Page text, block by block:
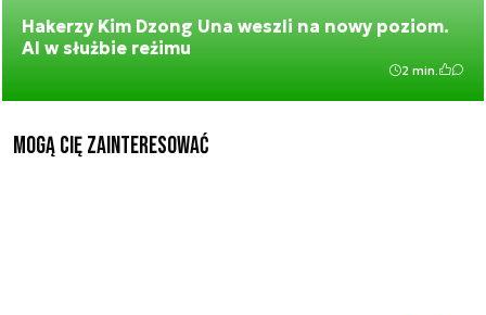
Hakerzy Kim Dzong Una weszli na nowy poziom.
AI w służbie reżimu
2 min.
Mogą Cię zainteresować